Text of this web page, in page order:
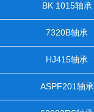
BK 1015轴承
7320B轴承
HJ415轴承
ASPF201轴承